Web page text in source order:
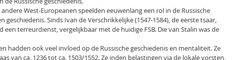
West-Europeanen speelden eeuwenlang een rol in de Russische
geschiedenis. Sinds Ivan de Verschrikkelijke (1547-1584), de eerste tsaar,
een terreurdienst, vergelijkbaar met de huidige FSB. Die van Stalin was de
hadden ook veel invloed op de Russische geschiedenis en mentaliteit. Ze
van ca. 1236 tot ca. 1503/1552. Ze inden belastingen via de lokale vorsten,